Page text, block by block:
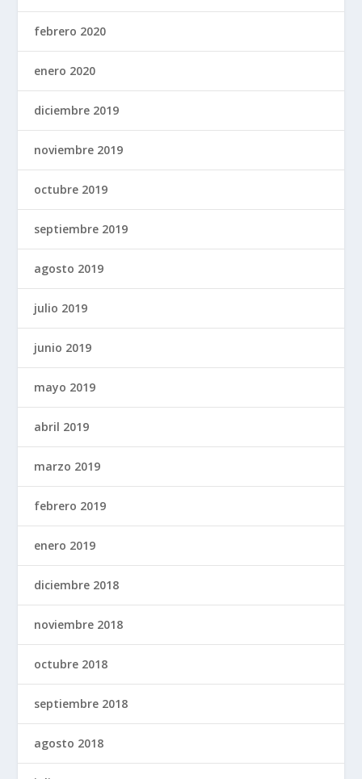
febrero 2020
enero 2020
diciembre 2019
noviembre 2019
octubre 2019
septiembre 2019
agosto 2019
julio 2019
junio 2019
mayo 2019
abril 2019
marzo 2019
febrero 2019
enero 2019
diciembre 2018
noviembre 2018
octubre 2018
septiembre 2018
agosto 2018